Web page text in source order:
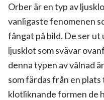
Orber är en typ av
vanligaste fenomenen
fångat på bild. De ser
ljusklot som svävar
denna typen av vålnad
som färdas från en plats
klotliknande formen de